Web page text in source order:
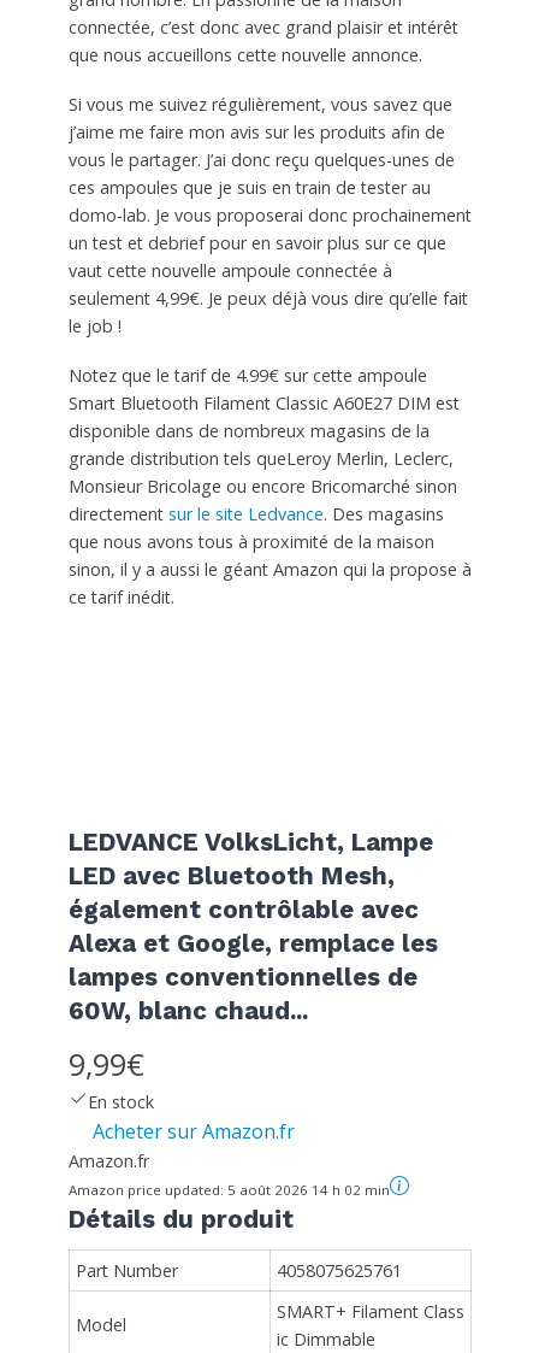
connectée, c’est donc avec grand plaisir et intérêt
que nous accueillons cette nouvelle annonce.
Si vous me suivez régulièrement, vous savez que
j’aime me faire mon avis sur les produits afin de
vous le partager. J’ai donc reçu quelques-unes de
ces ampoules que je suis en train de tester au
domo-lab. Je vous proposerai donc prochainement
un test et debrief pour en savoir plus sur ce que
vaut cette nouvelle ampoule connectée à
seulement 4,99€. Je peux déjà vous dire qu’elle fait
le job !
Notez que le tarif de 4.99€ sur cette ampoule
Smart Bluetooth Filament Classic A60E27 DIM est
disponible dans de nombreux magasins de la
grande distribution tels queLeroy Merlin, Leclerc,
Monsieur Bricolage ou encore Bricomarché sinon
directement sur le site Ledvance. Des magasins
que nous avons tous à proximité de la maison
sinon, il y a aussi le géant Amazon qui la propose à
ce tarif inédit.
LEDVANCE VolksLicht, Lampe
LED avec Bluetooth Mesh,
également contrôlable avec
Alexa et Google, remplace les
lampes conventionnelles de
60W, blanc chaud...
9,99€
En stock
Acheter sur Amazon.fr
Amazon.fr
Amazon price updated: 5 août 2026 14 h 02 min
Détails du produit
Part Number 4058075625761
Model
SMART+ Filament Class
ic Dimmable